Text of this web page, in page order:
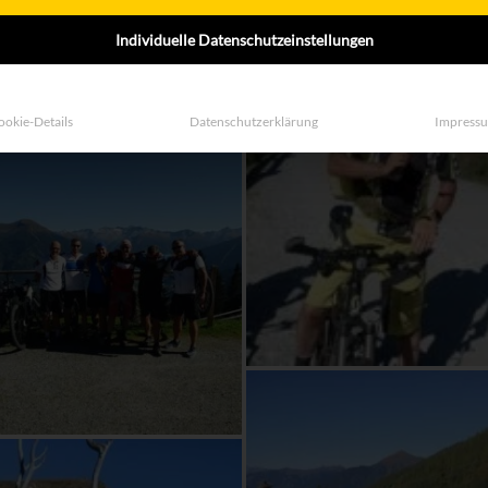
Individuelle Datenschutzeinstellungen
Details Datenschutzerklärung